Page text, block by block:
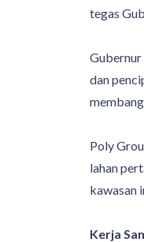
tegas
Gubernur
dan
Poly
lahan
kawasan
Kerja